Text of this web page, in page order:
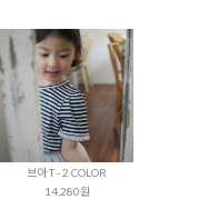
브아 T - 2 COLOR
14,280원